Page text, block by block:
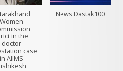
Women
in the
doctor
case
in AIIMS
News Dastak100